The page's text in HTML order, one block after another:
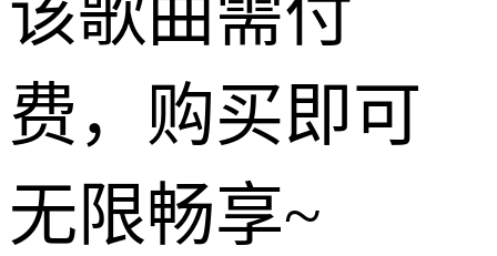
该歌曲需付
费，购买即可
无限畅享~